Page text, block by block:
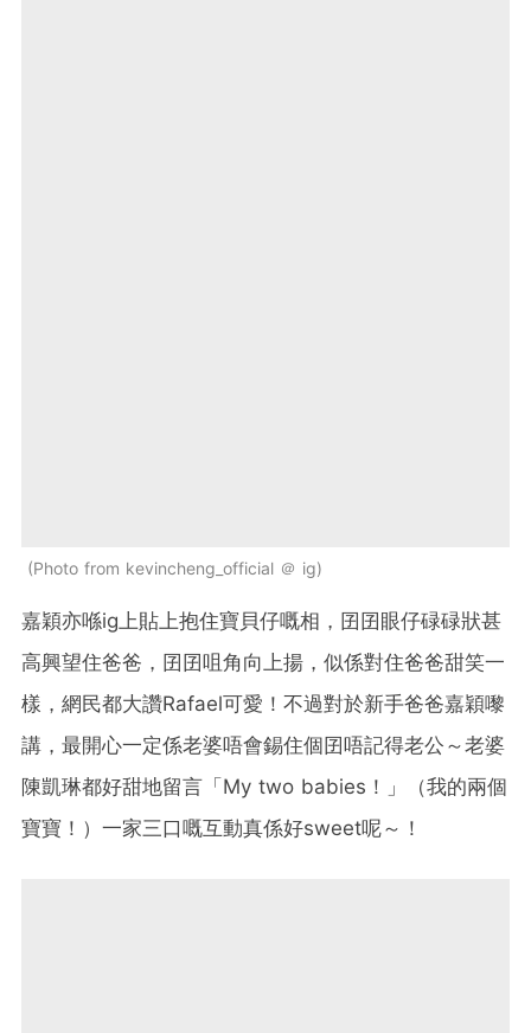
Photo from kevincheng_official ＠ ig
嘉穎亦喺ig上貼上抱住寶貝仔嘅相，囝囝眼仔碌碌狀甚
高興望住爸爸，囝囝咀角向上揚，似係對住爸爸甜笑一
樣，網民都大讚Rafael可愛！不過對於新手爸爸嘉穎嚟
講，最開心一定係老婆唔會錫住個囝唔記得老公～老婆
陳凱琳都好甜地留言「My two babies！」（我的兩個
寶寶！）一家三口嘅互動真係好sweet呢～！